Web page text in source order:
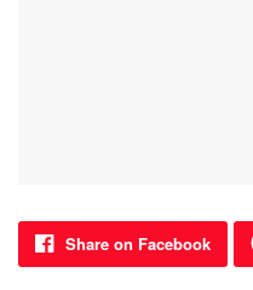
Share on Facebook